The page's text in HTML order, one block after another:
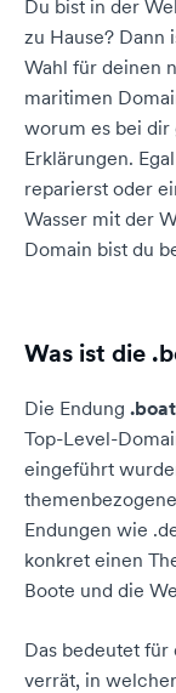
Du bist in der
zu Hause? Dann
Wahl für deinen
maritimen
worum es bei dir
Erklärungen.
reparierst oder
Wasser mit der
Domain bist du
Was ist die
Die Endung
Top-Level-
eingeführt
Endungen wie
konkret einen
Boote und die
Das bedeutet
verrät, in